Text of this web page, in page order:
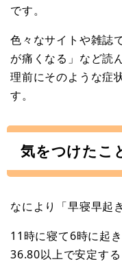
です。
色々なサイトや雑誌
が痛くなる」など読
理前にそのような症
す。
気をつけたこ
なにより「早寝早起
11時に寝て6時に起
36.80以上で安定す